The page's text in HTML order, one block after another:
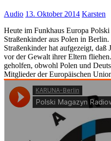
Audio 13. Oktober 2014 Karsten
Heute im Funkhaus Europa
Straßenkinder aus Polen in
Straßenkinder hat aufgezeigt, daß
vor der Gewalt ihrer Eltern
geholfen, obwohl Polen und
Mitglieder der Europäischen